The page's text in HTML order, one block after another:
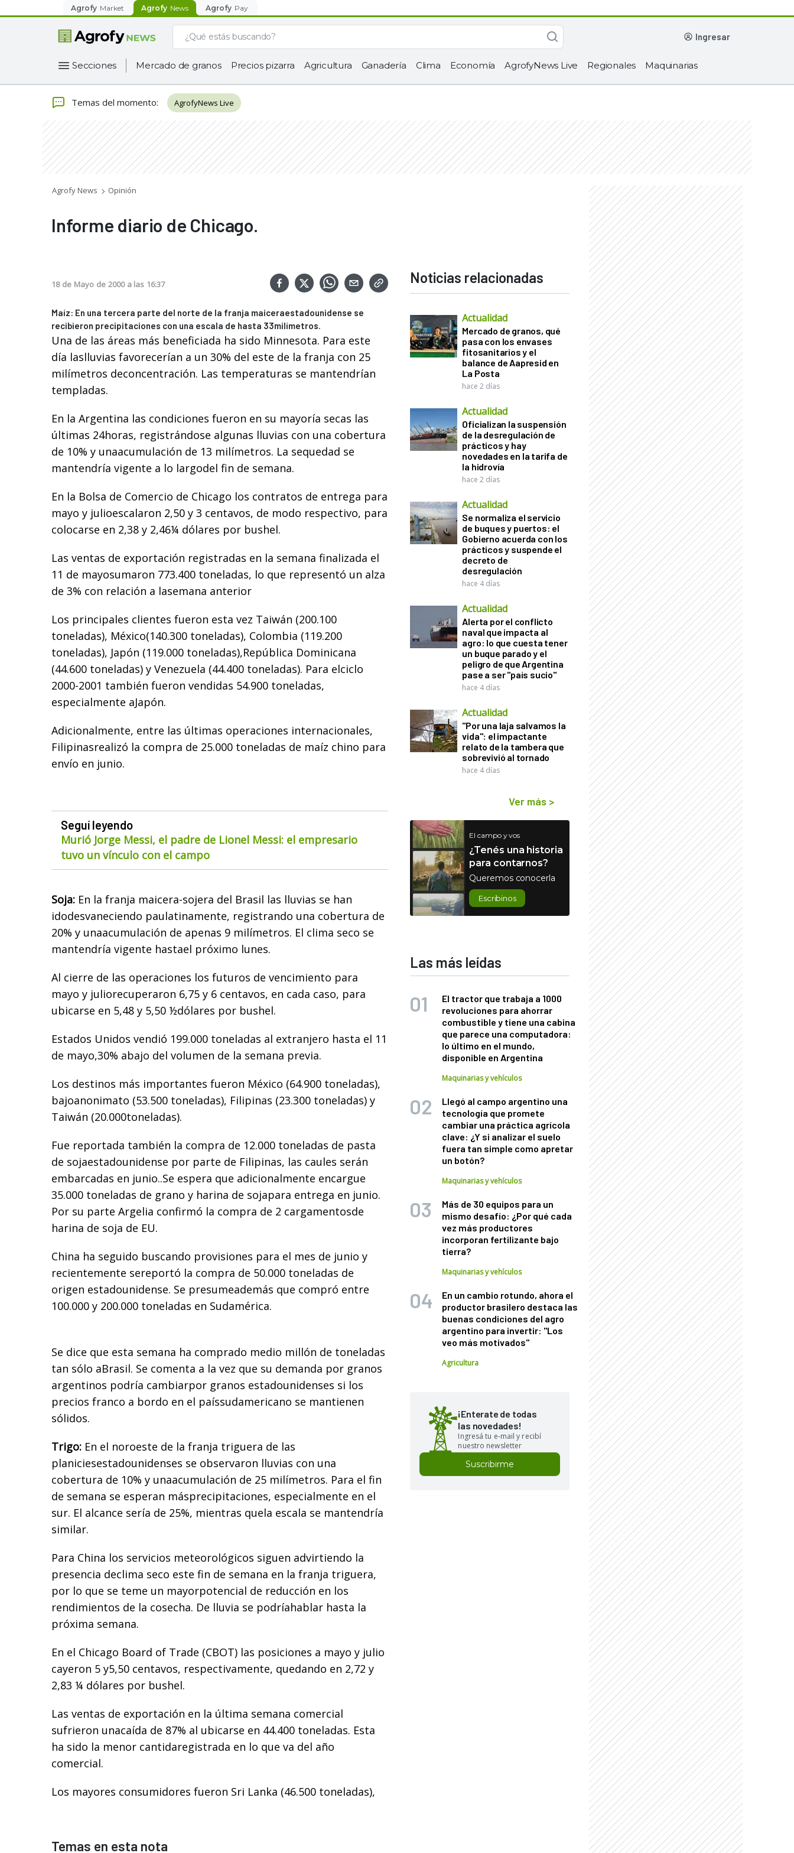
Agrofy Market Agrofy News Agrofy Pay
ingresar
Secciones Mercado de granos Precios pizarra Agricultura Ganadería Clima Economía AgrofyNews Live Regionales Maquinarias
Temas del momento: AgrofyNews Live
Agrofy News Opinión
Informe diario de Chicago.
18 de Mayo de 2000 a las 16:37
Maíz: En una tercera parte del norte de la franja maiceraestadounidense se
recibieron precipitaciones con una escala de hasta 33milímetros.
Una de las áreas más beneficiada ha sido Minnesota. Para este
día laslluvias favorecerían a un 30% del este de la franja con 25
milímetros deconcentración. Las temperaturas se mantendrían
templadas.
En la Argentina las condiciones fueron en su mayoría secas las
últimas 24horas, registrándose algunas lluvias con una cobertura
de 10% y unaacumulación de 13 milímetros. La sequedad se
mantendría vigente a lo largodel fin de semana.
En la Bolsa de Comercio de Chicago los contratos de entrega para
mayo y julioescalaron 2,50 y 3 centavos, de modo respectivo, para
colocarse en 2,38 y 2,46¼ dólares por bushel.
Las ventas de exportación registradas en la semana finalizada el
11 de mayosumaron 773.400 toneladas, lo que representó un alza
de 3% con relación a lasemana anterior
Los principales clientes fueron esta vez Taiwán (200.100
toneladas), México(140.300 toneladas), Colombia (119.200
toneladas), Japón (119.000 toneladas),República Dominicana
(44.600 toneladas) y Venezuela (44.400 toneladas). Para elciclo
2000-2001 también fueron vendidas 54.900 toneladas,
especialmente aJapón.
Adicionalmente, entre las últimas operaciones internacionales,
Filipinasrealizó la compra de 25.000 toneladas de maíz chino para
envío en junio.
Seguí leyendo
Murió Jorge Messi, el padre de Lionel Messi: el empresario
tuvo un vínculo con el campo
Soja: En la franja maicera-sojera del Brasil las lluvias se han
idodesvaneciendo paulatinamente, registrando una cobertura de
20% y unaacumulación de apenas 9 milímetros. El clima seco se
mantendría vigente hastael próximo lunes.
Al cierre de las operaciones los futuros de vencimiento para
mayo y juliorecuperaron 6,75 y 6 centavos, en cada caso, para
ubicarse en 5,48 y 5,50 ½dólares por bushel.
Estados Unidos vendió 199.000 toneladas al extranjero hasta el 11
de mayo,30% abajo del volumen de la semana previa.
Los destinos más importantes fueron México (64.900 toneladas),
bajoanonimato (53.500 toneladas), Filipinas (23.300 toneladas) y
Taiwán (20.000toneladas).
Fue reportada también la compra de 12.000 toneladas de pasta
de sojaestadounidense por parte de Filipinas, las caules serán
embarcadas en junio..Se espera que adicionalmente encargue
35.000 toneladas de grano y harina de sojapara entrega en junio.
Por su parte Argelia confirmó la compra de 2 cargamentosde
harina de soja de EU.
China ha seguido buscando provisiones para el mes de junio y
recientemente sereportó la compra de 50.000 toneladas de
origen estadounidense. Se presumeademás que compró entre
100.000 y 200.000 toneladas en Sudamérica.
Se dice que esta semana ha comprado medio millón de toneladas
tan sólo aBrasil. Se comenta a la vez que su demanda por granos
argentinos podría cambiarpor granos estadounidenses si los
precios franco a bordo en el paíssudamericano se mantienen
sólidos.
Trigo: En el noroeste de la franja triguera de las
planiciesestadounidenses se observaron lluvias con una
cobertura de 10% y unaacumulación de 25 milímetros. Para el fin
de semana se esperan másprecipitaciones, especialmente en el
sur. El alcance sería de 25%, mientras quela escala se mantendría
similar.
Para China los servicios meteorológicos siguen advirtiendo la
presencia declima seco este fin de semana en la franja triguera,
por lo que se teme un mayorpotencial de reducción en los
rendimientos de la cosecha. De lluvia se podríahablar hasta la
próxima semana.
En el Chicago Board of Trade (CBOT) las posiciones a mayo y julio
cayeron 5 y5,50 centavos, respectivamente, quedando en 2,72 y
2,83 ¼ dólares por bushel.
Las ventas de exportación en la última semana comercial
sufrieron unacaída de 87% al ubicarse en 44.400 toneladas. Esta
ha sido la menor cantidaregistrada en lo que va del año
comercial.
Los mayores consumidores fueron Sri Lanka (46.500 toneladas),
Noticias relacionadas
Actualidad
Mercado de granos, qué
pasa con los envases
fitosanitarios y el
balance de Aapresid en
La Posta
hace 2 días
Actualidad
Oficializan la suspensión
de la desregulación de
prácticos y hay
novedades en la tarifa de
la hidrovía
hace 2 días
Actualidad
Se normaliza el servicio
de buques y puertos: el
Gobierno acuerda con los
prácticos y suspende el
decreto de
desregulación
hace 4 días
Actualidad
Alerta por el conflicto
naval que impacta al
agro: lo que cuesta tener
un buque parado y el
peligro de que Argentina
pase a ser "país sucio"
hace 4 días
Actualidad
"Por una laja salvamos la
vida": el impactante
relato de la tambera que
sobrevivió al tornado
hace 4 días
Ver más >
El campo y vos
¿Tenés una historia
para contarnos?
Queremos conocerla
Escribinos
Las más leídas
El tractor que trabaja a 1000
revoluciones para ahorrar
combustible y tiene una cabina
que parece una computadora:
lo último en el mundo,
disponible en Argentina
Maquinarias y vehículos
Llegó al campo argentino una
tecnología que promete
cambiar una práctica agrícola
clave: ¿Y si analizar el suelo
fuera tan simple como apretar
un botón?
Maquinarias y vehículos
Más de 30 equipos para un
mismo desafío: ¿Por qué cada
vez más productores
incorporan fertilizante bajo
tierra?
Maquinarias y vehículos
En un cambio rotundo, ahora el
productor brasilero destaca las
buenas condiciones del agro
argentino para invertir: "Los
veo más motivados"
Agricultura
¡Enterate de todas
las novedades!
Ingresá tu e-mail y recibí
nuestro newsletter
Suscribirme
Temas en esta nota